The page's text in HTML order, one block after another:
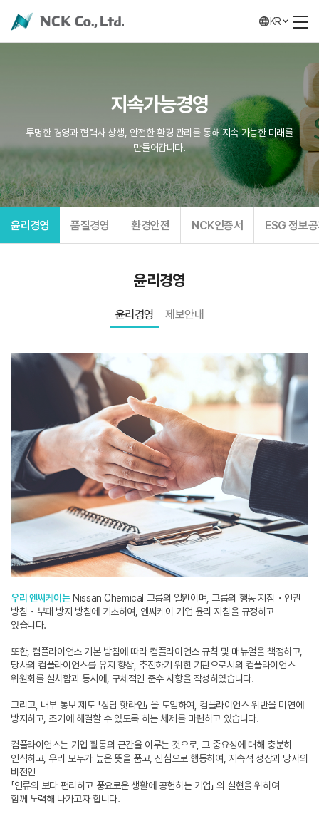
KR
지속가능경영
투명한 경영과 협력사 상생, 안전한 환경 관리를 통해 지속 가능한 미래를
만들어갑니다.
윤리경영 품질경영 환경안전 NCK인증서 ESG 정보
윤리경영
윤리경영 제보안내
우리 엔씨케이는Nissan Chemical 그룹의 일원이며, 그룹의 행동 지침・인권
방침・부패 방지 방침에 기초하여, 엔씨케이 기업 윤리 지침을 규정하고
있습니다.
또한, 컴플라이언스 기본 방침에 따라 컴플라이언스 규칙 및 매뉴얼을 책정하고,
당사의 컴플라이언스를 유지 향상, 추진하기 위한 기관으로서의 컴플라이언스
위원회를 설치함과 동시에, 구체적인 준수 사항을 작성하였습니다.
그리고, 내부 통보 제도 「상담 핫라인」 을 도입하여, 컴플라이언스 위반을 미연에
방지하고, 조기에 해결할 수 있도록 하는 체제를 마련하고 있습니다.
컴플라이언스는 기업 활동의 근간을 이루는 것으로, 그 중요성에 대해 충분히
인식하고, 우리 모두가 높은 뜻을 품고, 진심으로 행동하여, 지속적 성장과 당사의
비전인
「인류의 보다 편리하고 풍요로운 생활에 공헌하는 기업」 의 실현을 위하여
함께 노력해 나가고자 합니다.